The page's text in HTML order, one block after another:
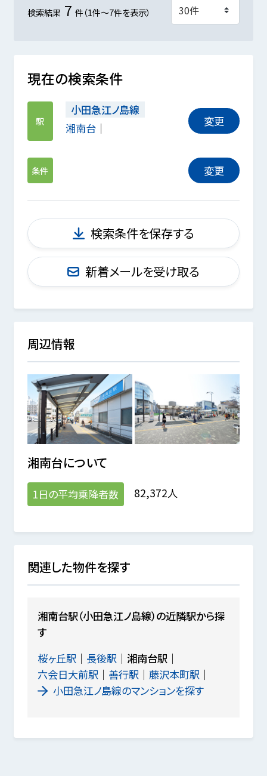
検索結果 7 件（1件～7件を表示）
現在の検索条件
駅
小田急江ノ島線
湘南台
変更
条件 変更
検索条件を保存する
新着メールを受け取る
周辺情報
湘南台について
1日の平均乗降者数 82,372人
関連した物件を探す
湘南台駅（小田急江ノ島線）の近隣駅から探
す
桜ヶ丘駅
長後駅
湘南台駅
六会日大前駅
善行駅
藤沢本町駅
小田急江ノ島線のマンションを探す